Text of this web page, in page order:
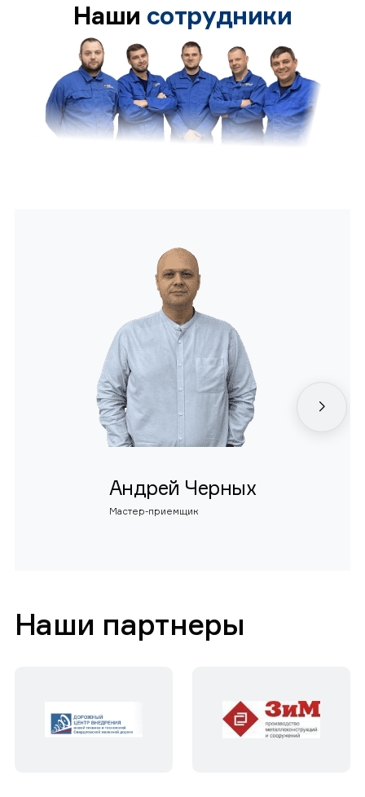
Наши сотрудники
Андрей Черных
Мастер-приемщик
Наши партнеры